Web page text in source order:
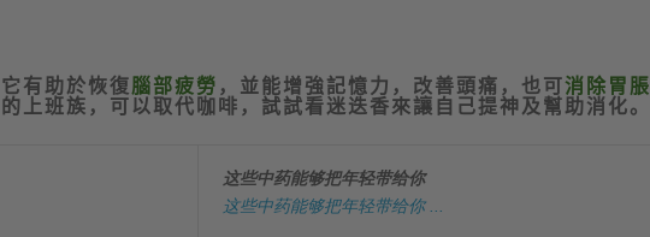
有助於恢復腦部疲勞 ，並能增強記憶力，改善頭痛，也可消除胃脹
上班族，可以取代咖啡，試試看迷迭香來讓自己提神及幫助消化。
这些中药能够把年轻带给你
这些中药能够把年轻带给你 ...